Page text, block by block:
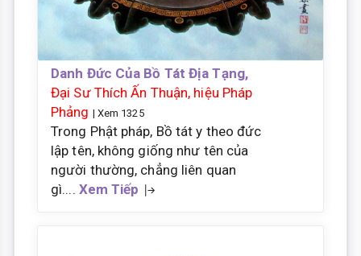
Danh Đức Của Bồ Tát Địa Tạng,
Đại Sư Thích Ấn Thuận, hiệu Pháp
Phảng | Xem 1325
Trong Phật pháp, Bồ tát y theo đức
lập tên, không giống như tên của
người thường, chẳng liên quan
gì.... Xem Tiếp